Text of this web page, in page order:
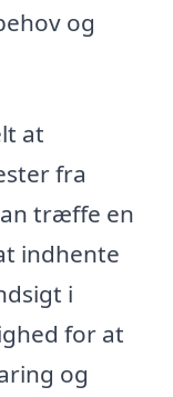
og
at
fra
træffe en
indhente
i
for at
og